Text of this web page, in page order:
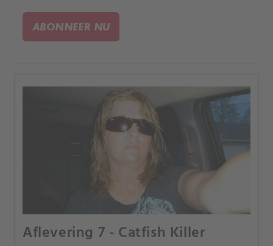
gebeurd kan zijn.
ABONNEER NU
Aflevering 7 - Catfish Killer